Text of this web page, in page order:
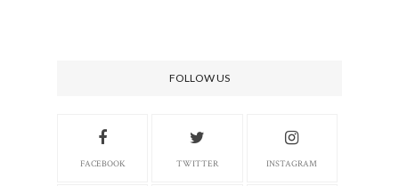
FOLLOW US
FACEBOOK TWITTER INSTAGRAM